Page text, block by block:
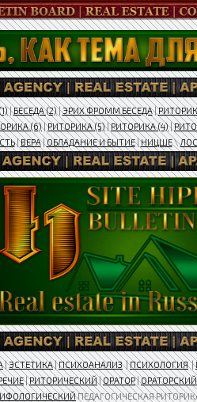
|БЕСЕДА (2)|ЭРИХ ФРОММ БЕСЕДА|
(6)|РИТОРИКА (5)|РИТОРИКА (4)|
|ВЕРА|ОБЛАДАНИЕ И БЫТИЕ|НИЦШЕ\
|ЭСТЕТИКА|ПСИХОАНАЛИЗ|ПСИХОЛОГИЯ|
|РИТОРИЧЕСКИЙ|ОРАТОР|ОРАТОРСКИЙ
ПЕДАГОГИЧЕСКАЯ